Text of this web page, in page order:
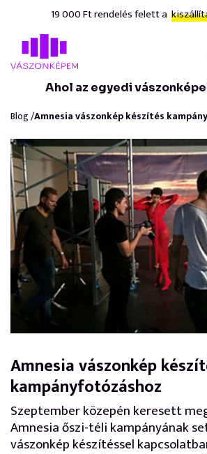
19 000 Ft rendelés felett a
Ahol az egyedi
Blog /Amnesia vászonkép készítés
Amnesia vászonkép
kampányfotózáshoz
Szeptember közepén keresett
Amnesia őszi-téli kampányának
vászonkép készítéssel